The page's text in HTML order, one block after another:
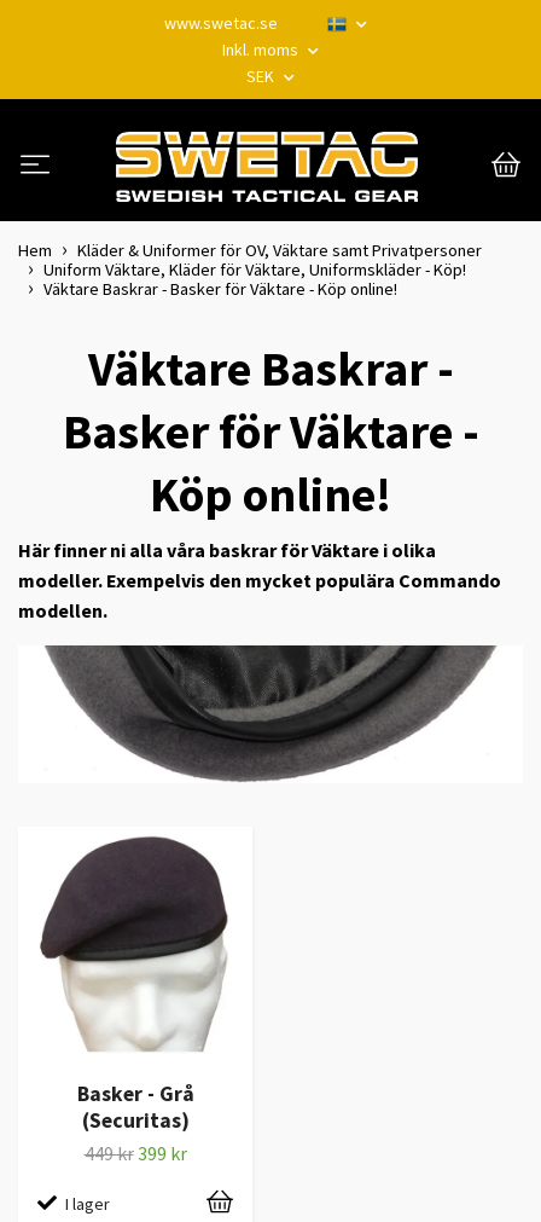
www.swetac.se
Inkl. moms
SEK
Hem
Kläder & Uniformer för OV, Väktare samt Privatpersoner
Uniform Väktare, Kläder för Väktare, Uniformskläder - Köp!
Väktare Baskrar - Basker för Väktare - Köp online!
Väktare Baskrar -
Basker för Väktare -
Köp online!
Här finner ni alla våra baskrar för Väktare i olika
modeller. Exempelvis den mycket populära Commando
modellen.
Basker - Grå
(Securitas)
449 kr399 kr
I lager